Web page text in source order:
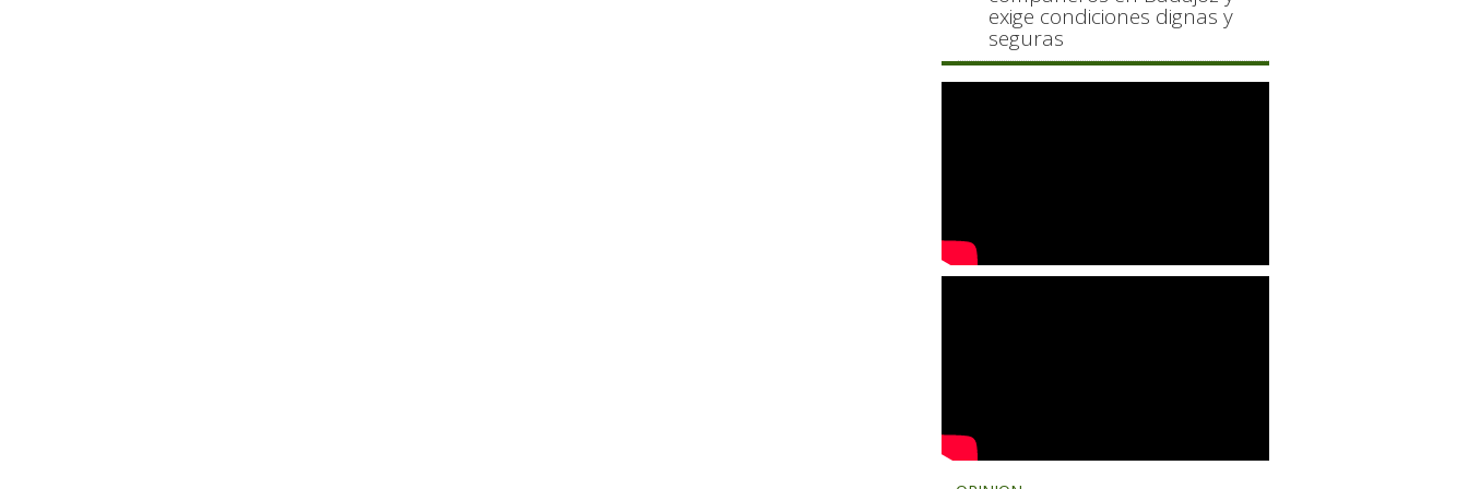
exige condiciones dignas y
seguras